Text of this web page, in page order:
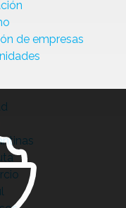
de empresas